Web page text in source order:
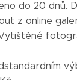
do 20 dnů.
z online